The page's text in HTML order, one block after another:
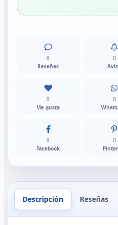
0
Reseñas
0
0
Me gusta
0
0
Facebook
0
Descripción Reseñas